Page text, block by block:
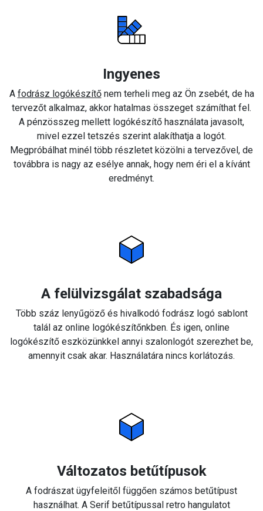
Ingyenes
A fodrász logókészítőnem terheli meg az Ön zsebét, de ha
tervezőt alkalmaz, akkor hatalmas összeget számíthat fel.
A pénzösszeg mellett logókészítő használata javasolt,
mivel ezzel tetszés szerint alakíthatja a logót.
Megpróbálhat minél több részletet közölni a tervezővel, de
továbbra is nagy az esélye annak, hogy nem éri el a kívánt
eredményt.
A felülvizsgálat szabadsága
Több száz lenyűgöző és hivalkodó fodrász logó sablont
talál az online logókészítőnkben. És igen, online
logókészítő eszközünkkel annyi szalonlogót szerezhet be,
amennyit csak akar. Használatára nincs korlátozás.
Változatos betűtípusok
A fodrászat ügyfeleitől függően számos betűtípust
használhat. A Serif betűtípussal retro hangulatot